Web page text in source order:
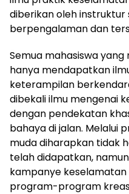
diberikan oleh instruktur
berpengalaman dan
Semua mahasiswa
hanya mendapatkan
keterampilan
dibekali ilmu mengenai
dengan pendekatan
bahaya di jalan. Melalui
muda diharapkan tidak
telah didapatkan,
kampanye
program-program